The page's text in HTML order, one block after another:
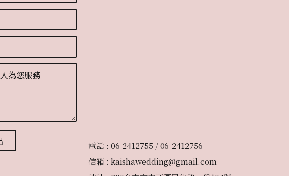
電話 : 06-2412755 / 06-2412756
信箱 : kaishawedding@gmail.com